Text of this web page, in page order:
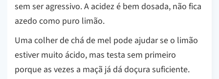
sem ser agressivo. A acidez é bem dosada, não fica
azedo como puro limão.
Uma colher de chá de mel pode ajudar se o limão
estiver muito ácido, mas testa sem primeiro
porque as vezes a maçã já dá doçura suficiente.